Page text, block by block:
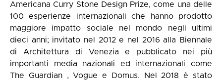
Americana Curry Stone Design Prize, come una delle
100 esperienze internazionali che hanno prodotto
maggiore impatto sociale nel mondo negli ultimi
dieci anni; invitato nel 2012 e nel 2016 alla Biennale
di Architettura di Venezia e pubblicato nei più
importanti media nazionali ed internazionali come
The Guardian , Vogue e Domus. Nel 2018 è stato